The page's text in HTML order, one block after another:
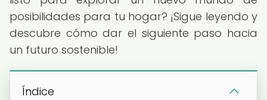
posibilidades para tu hogar? ¡Sigue leyendo y
descubre cómo dar el siguiente paso hacia
un futuro sostenible!
Índice